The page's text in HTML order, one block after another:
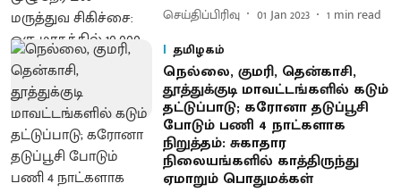
செய்திப்பிரிவு 01 Jan 2023 1 min read
தமிழகம்
நெல்லை, குமரி, தென்காசி,
தூத்துக்குடி மாவட்டங்களில் கடும்
தட்டுப்பாடு; கரோனா தடுப்பூசி
போடும் பணி 4 நாட்களாக
நிறுத்தம்: சுகாதார
நிலையங்களில் காத்திருந்து
ஏமாறும் பொதுமக்கள்